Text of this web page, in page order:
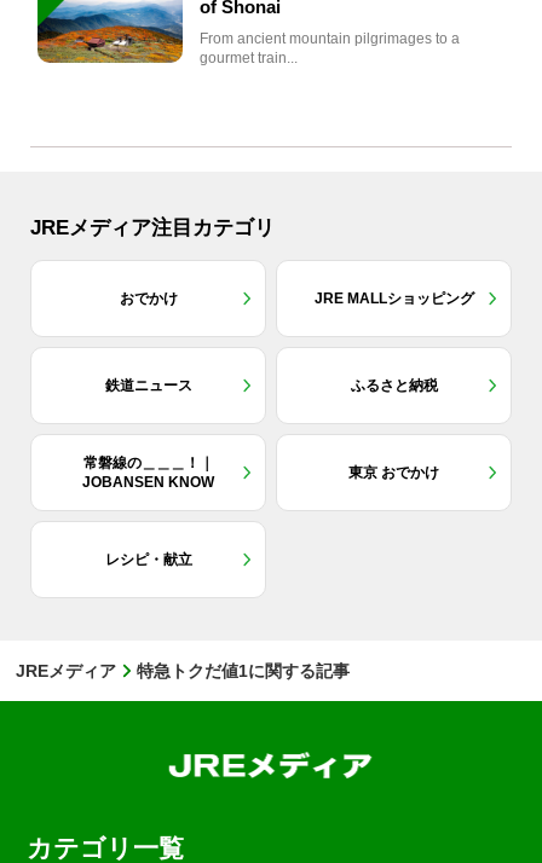
of Shonai
From ancient mountain pilgrimages to a
gourmet train...
JREメディア注目カテゴリ
おでかけ JRE MALLショッピング
鉄道ニュース ふるさと納税
常磐線の＿＿＿！｜
JOBANSEN KNOW
東京 おでかけ
レシピ・献立
JREメディア 特急トクだ値1に関する記事
カテゴリ一覧